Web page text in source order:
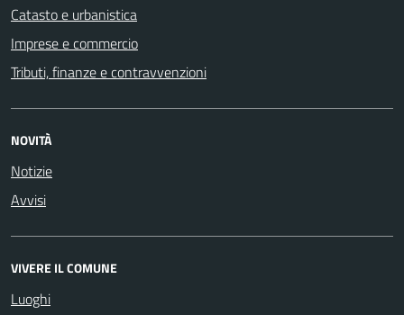
Catasto e urbanistica
Imprese e commercio
Tributi, finanze e contravvenzioni
NOVITÀ
Notizie
Avvisi
VIVERE IL COMUNE
Luoghi